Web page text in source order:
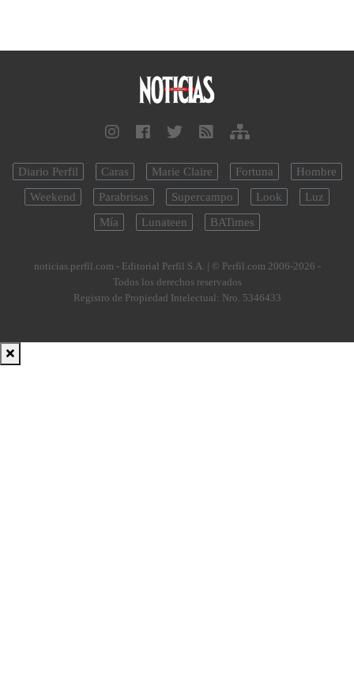
Diario Perfil Caras Marie Claire Fortuna
Hombre
Weekend
Parabrisas Supercampo Look
Luz
Mía
Lunateen BATimes
noticias.perfil.com - Editorial Perfil S.A. | © Perfil.com 2006-2026 -
Todos los derechos reservados
Registro de Propiedad Intelectual: Nro. 5346433